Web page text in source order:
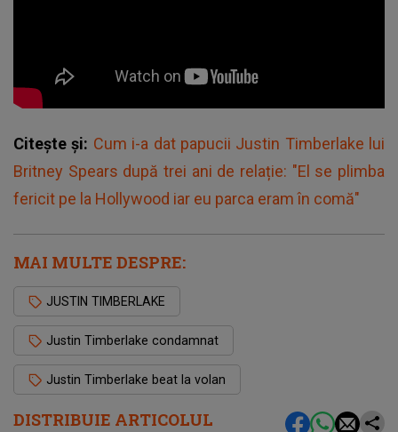
DISTRIBUIE ARTICOLUL
Citește și: Cum i-a dat papucii Justin Timberlake lui
Britney Spears după trei ani de relație: "El se plimba
fericit pe la Hollywood iar eu parca eram în comă"
MAI MULTE DESPRE:
JUSTIN TIMBERLAKE
Justin Timberlake condamnat
Justin Timberlake beat la volan